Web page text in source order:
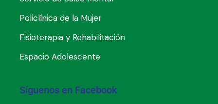
Policlínica de la Mujer
Fisioterapia y Rehabilitación
Espacio Adolescente
Síguenos en Facebook